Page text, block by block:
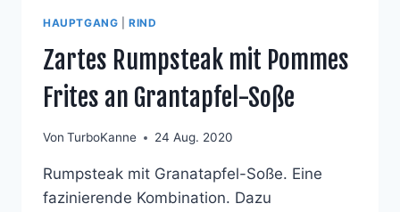
HAUPTGANG |RIND
Zartes Rumpsteak mit Pommes
Frites an Grantapfel-Soße
Von TurboKanne 24 Aug. 2020
Rumpsteak mit Granatapfel-Soße. Eine
fazinierende Kombination. Dazu